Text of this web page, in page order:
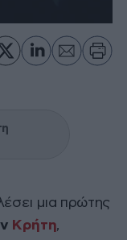
μια πρώτης
Κρήτη,